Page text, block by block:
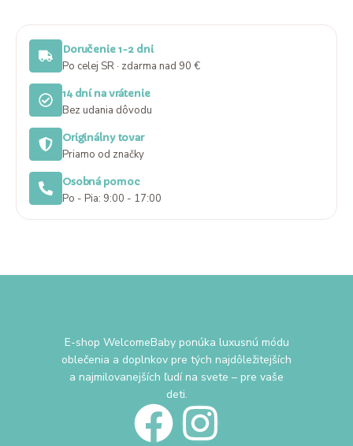
Doručenie 1-2 dni
Po celej SR · zdarma nad 90 €
14 dní na vrátenie
Bez udania dôvodu
Originálny tovar
Priamo od značky
Osobná pomoc
Po - Pia: 9:00 - 17:00
E-shop WelcomeBaby ponúka luxusnú módu
oblečenia a doplnkov pre tých najdôležitejších
a najmilovanejších ľudí na svete – pre vaše
deti.